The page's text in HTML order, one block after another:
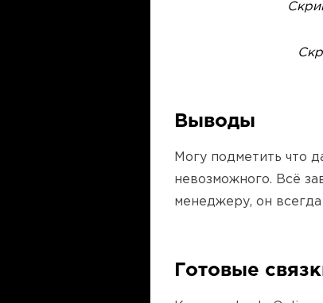
Выводы
Могу подметить что
невозможного. Всё
менеджеру, он
Готовые